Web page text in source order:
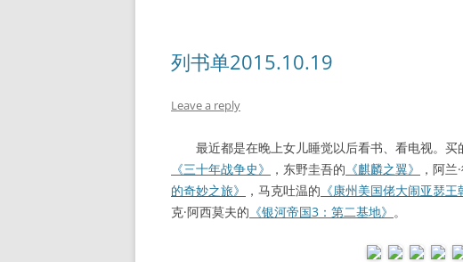
列书单2015.10.19
Leave a reply
最近都是在晚上女儿睡觉以后看书、看电视。买
《三十年战争史》
，东野圭吾的 《麒麟之翼》 ，阿兰
的奇妙之旅》
，马克吐温的 《康州美国佬大闹亚瑟王
克·阿西莫夫的 《银河帝国3：第二基地》 。